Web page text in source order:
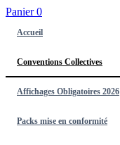
Panier0
Accueil
Conventions Collectives
Affichages Obligatoires 2026
Packs mise en conformité